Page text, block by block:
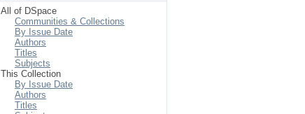
All of DSpace
Communities & Collections
By Issue Date
Authors
Titles
Subjects
This Collection
By Issue Date
Authors
Titles